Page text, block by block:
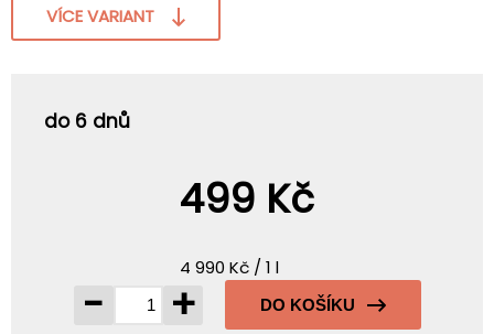
VÍCE VARIANT
do 6 dnů
499 Kč
4 990 Kč / 1 l
- + DO KOŠÍKU